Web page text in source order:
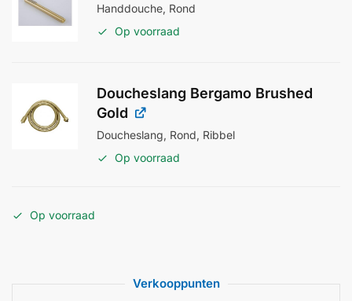
Handdouche, Rond
Op voorraad
Doucheslang Bergamo Brushed
Gold
Doucheslang, Rond, Ribbel
Op voorraad
Op voorraad
Verkooppunten